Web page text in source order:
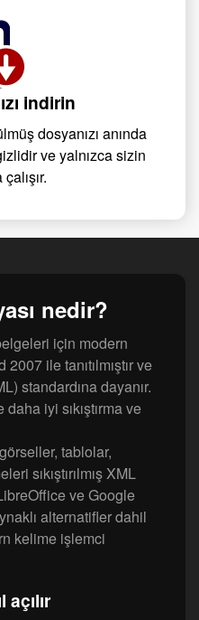
indirin
dosyanızı anında
ve yalnızca sizin
nedir?
için modern
ile tanıtılmıştır ve
standardına dayanır.
iyi sıkıştırma ve
tablolar,
sıkıştırılmış XML
ve Google
alternatifler dahil
kelime işlemci